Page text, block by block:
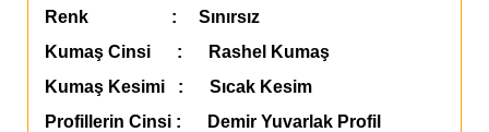
Renk : Sınırsız
Kumaş Cinsi : Rashel Kumaş
Kumaş Kesimi : Sıcak Kesim
Profillerin Cinsi : Demir Yuvarlak Profil